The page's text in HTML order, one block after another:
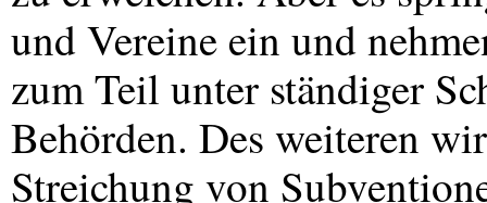
und Vereine ein und
zum Teil unter ständiger
Behörden. Des weiteren
Streichung von